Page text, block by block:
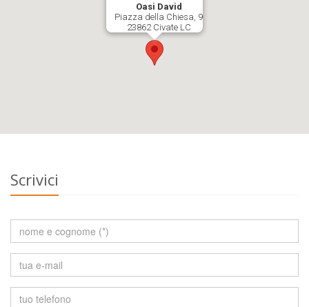
Oasi David
Piazza della Chiesa, 9
23862 Civate LC
Scrivici
sei
mail
Telefono